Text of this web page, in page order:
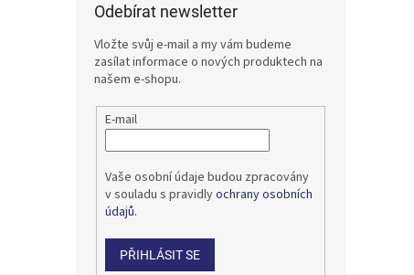
Odebírat newsletter
Vložte svůj e-mail a my vám budeme
zasílat informace o nových produktech na
našem e-shopu.
E-mail
Vaše osobní údaje budou zpracovány
v souladu s pravidlyochrany osobních
údajů.
PŘIHLÁSIT SE